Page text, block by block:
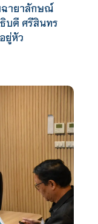
ฉายาลักษณ์
บดี ศรีสินทร
ยู่หัว